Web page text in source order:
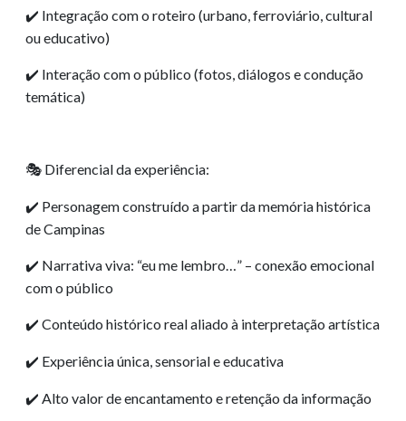
✔️ Integração com o roteiro (urbano, ferroviário, cultural
ou educativo)
✔️ Interação com o público (fotos, diálogos e condução
temática)
🎭 Diferencial da experiência:
✔️ Personagem construído a partir da memória histórica
de Campinas
✔️ Narrativa viva: “eu me lembro…” – conexão emocional
com o público
✔️ Conteúdo histórico real aliado à interpretação artística
✔️ Experiência única, sensorial e educativa
✔️ Alto valor de encantamento e retenção da informação